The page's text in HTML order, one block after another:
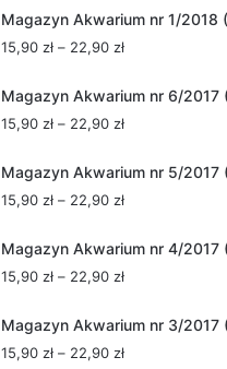
Magazyn Akwarium nr 1/2018
15,90 zł – 22,90 złZakres
od
Magazyn Akwarium nr 6/2017
15,90 zł – 22,90 złZakres
od
Magazyn Akwarium nr 5/2017
15,90 zł – 22,90 złZakres
od
Magazyn Akwarium nr 4/2017
15,90 zł – 22,90 złZakres
od
Magazyn Akwarium nr 3/2017
15,90 zł – 22,90 złZakres